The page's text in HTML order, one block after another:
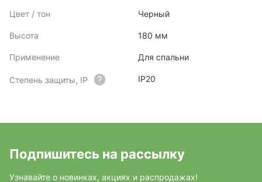
Цвет / тон Черный
Высота 180 мм
Применение Для спальни
Степень защиты, IP IP20
Подпишитесь на рассылку
Узнавайте о новинках, акциях и распродажах!